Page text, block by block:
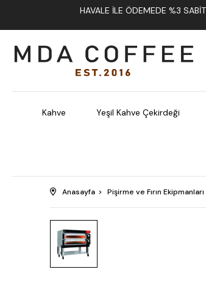
HAVALE İLE ÖDEMEDE %3
Kahve Yeşil Kahve Çekirdeği
Anasayfa Pişirme ve Fırın Ekipmanları